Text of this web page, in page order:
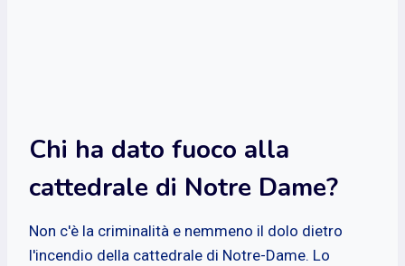
Chi ha dato fuoco alla
cattedrale di Notre Dame?
Non c'è la criminalità e nemmeno il dolo dietro
l'incendio della cattedrale di Notre-Dame. Lo